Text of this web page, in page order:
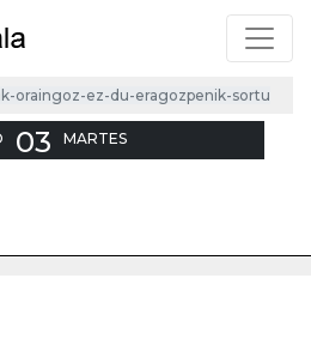
oraingoz-ez-du-eragozpenik-sortu
03 MARTES